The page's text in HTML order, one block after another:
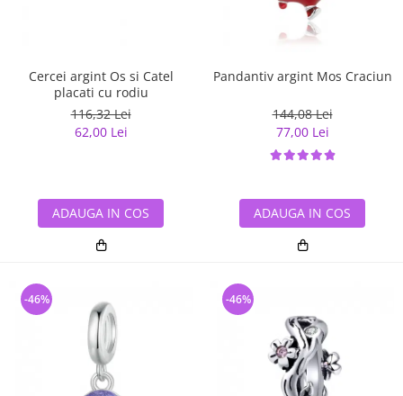
Cercei argint Os si Catel
placati cu rodiu
116,32 Lei
62,00 Lei
ADAUGA IN COS
Pandantiv argint Mos Craciun
144,08 Lei
77,00 Lei
ADAUGA IN COS
-46% -46%